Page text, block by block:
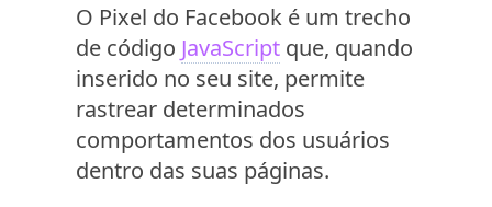
O Pixel do Facebook é um trecho
de código JavaScript que, quando
inserido no seu site, permite
rastrear determinados
comportamentos dos usuários
dentro das suas páginas.